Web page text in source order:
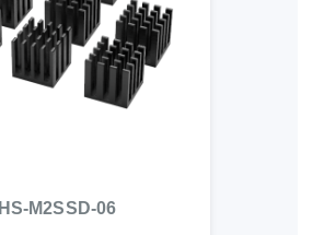
HS-M2SSD-06